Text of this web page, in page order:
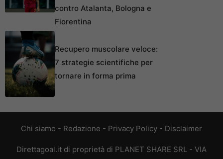
contro Atalanta, Bologna e
Fiorentina
Recupero muscolare veloce:
7 strategie scientifiche per
tornare in forma prima
Chi siamo - Redazione - Privacy Policy - Disclaimer
Direttagoal.it di proprietà di PLANET SHARE SRL - VIA